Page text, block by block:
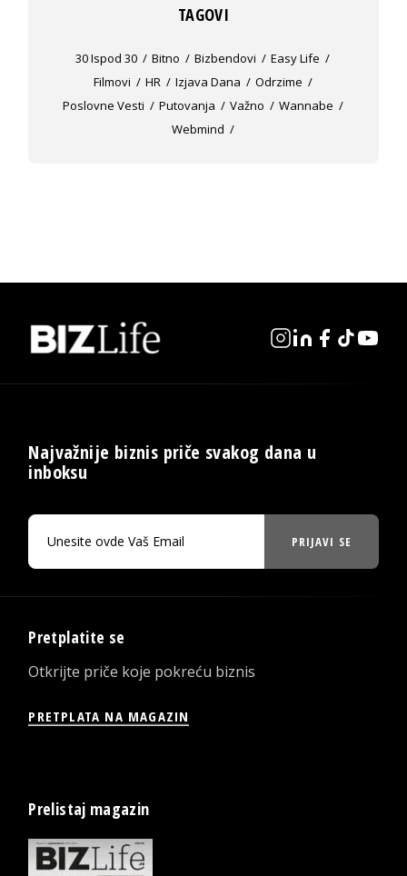
TAGOVI
30 Ispod 30 Bitno Bizbendovi
Easy Life
Filmovi
HR Izjava Dana
Odrzime
Poslovne Vesti
Putovanja Važno
Wannabe
Webmind
Najvažnije biznis priče svakog dana u
inboksu
PRIJAVI SE
Pretplatite se
Otkrijte priče koje pokreću biznis
PRETPLATA NA MAGAZIN
Prelistaj magazin